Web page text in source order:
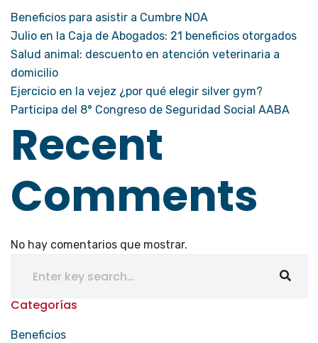
Beneficios para asistir a Cumbre NOA
Julio en la Caja de Abogados: 21 beneficios otorgados
Salud animal: descuento en atención veterinaria a
domicilio
Ejercicio en la vejez ¿por qué elegir silver gym?
Participa del 8° Congreso de Seguridad Social AABA
Recent
Comments
No hay comentarios que mostrar.
Categorías
Beneficios